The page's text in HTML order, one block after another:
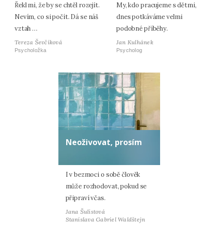
Řekl mi, že by se chtěl rozejít.
Nevím, co si počít. Dá se náš
vztah …
Tereza Ševčíková
Psycholožka
My, kdo pracujeme s dětmi,
dnes potkáváme velmi
podobné příběhy.
Jan Kulhánek
Psycholog
Neoživovat, prosím
I v bezmoci o sobě člověk
může rozhodovat, pokud se
připraví včas.
Jana Šulistová
Stanislava Gabriel Waldštejn